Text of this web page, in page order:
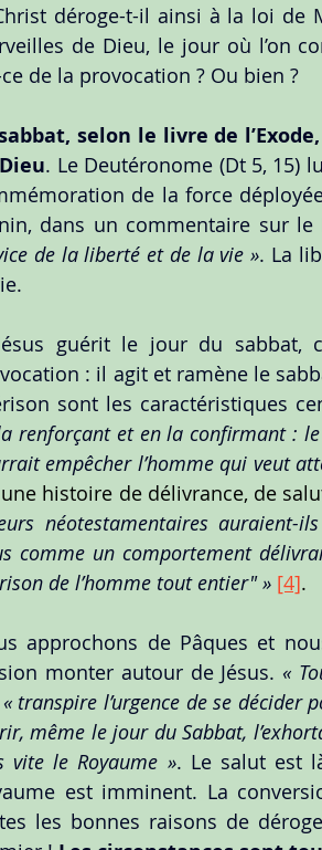
déroge-t-il ainsi à la loi de
de Dieu, le jour où l’on
de la provocation ? Ou bien ?
selon le livre de
. Le Deutéronome (Dt 5, 15)
de la force
dans un commentaire sur le
de la liberté et de la vie ». La
guérit le jour du sabbat,
: il agit et ramène le
sont les caractéristiques
renforçant et en la confirmant :
empêcher l’homme qui veut
histoire de délivrance, de
néotestamentaires auraient-
comme un comportement
de l’homme tout entier" » [4].
approchons de Pâques et
monter autour de Jésus. «
« transpire l’urgence de se
même le jour du Sabbat,
vite le Royaume ». Le salut est
est imminent. La
les bonnes raisons de